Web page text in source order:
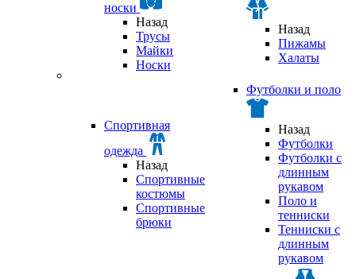
носки
Назад
Трусы
Майки
Носки
Назад
Пижамы
Халаты
Спортивная
одежда
Назад
Спортивные
костюмы
Спортивные
брюки
Футболки и поло
Назад
Футболки
Футболки с
длинным
рукавом
Поло и
тенниски
Тенниски с
длинным
рукавом